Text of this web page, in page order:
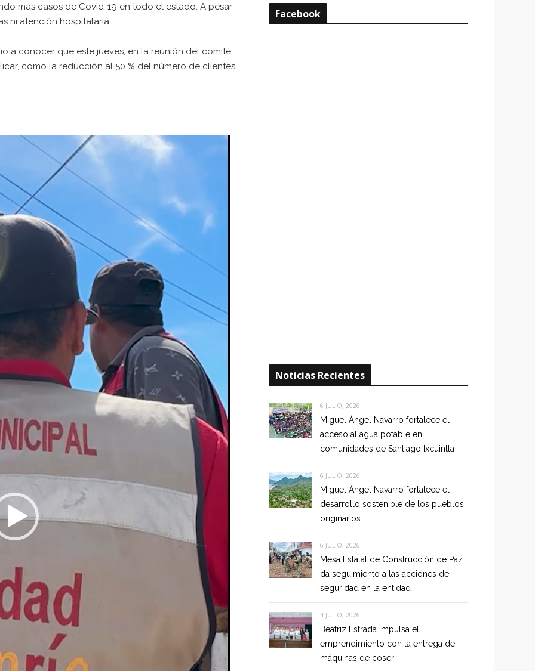
más casos de Covid-19 en todo el estado. A pesar
ni atención hospitalaria.
a conocer que este jueves, en la reunión del comité
como la reducción al 50 % del número de clientes
Facebook
Noticias Recientes
6 JULIO, 2026
Miguel Ángel Navarro fortalece el
acceso al agua potable en
comunidades de Santiago Ixcuintla
6 JULIO, 2026
Miguel Ángel Navarro fortalece el
desarrollo sostenible de los pueblos
originarios
6 JULIO, 2026
Mesa Estatal de Construcción de Paz
da seguimiento a las acciones de
seguridad en la entidad
4 JULIO, 2026
Beatriz Estrada impulsa el
emprendimiento con la entrega de
máquinas de coser